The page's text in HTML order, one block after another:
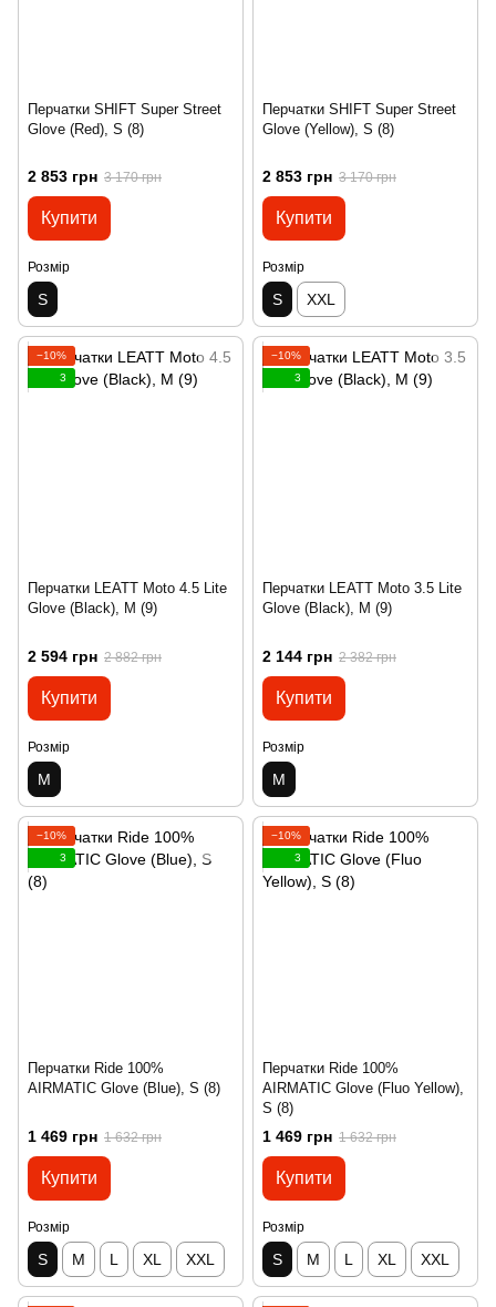
Перчатки SHIFT Super Street
Glove (Red), S (8)
2 853 грн 3 170 грн
Купити
Розмір
S
Перчатки SHIFT Super Street
Glove (Yellow), S (8)
2 853 грн 3 170 грн
Купити
Розмір
S XXL
−10%
3
Перчатки LEATT Moto 4.5 Lite
Glove (Black), M (9)
2 594 грн 2 882 грн
Купити
Розмір
M
−10%
3
Перчатки LEATT Moto 3.5 Lite
Glove (Black), M (9)
2 144 грн 2 382 грн
Купити
Розмір
M
−10%
3
Перчатки Ride 100%
AIRMATIC Glove (Blue), S (8)
1 469 грн 1 632 грн
Купити
Розмір
S M L XL XXL
−10%
3
Перчатки Ride 100%
AIRMATIC Glove (Fluo Yellow),
S (8)
1 469 грн 1 632 грн
Купити
Розмір
S M L XL XXL